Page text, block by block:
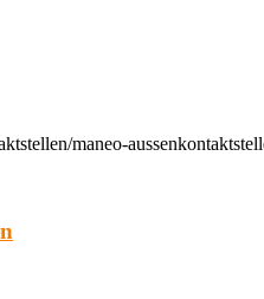
maneo-